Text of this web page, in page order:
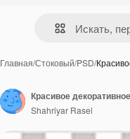
Главная/Стоковый/PSD/
Shahriyar Rasel